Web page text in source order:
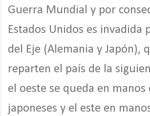
Guerra Mundial y por
Estados Unidos es invadida
del Eje (Alemania y Japón),
reparten el país de la
el oeste se queda en manos
japoneses y el este en